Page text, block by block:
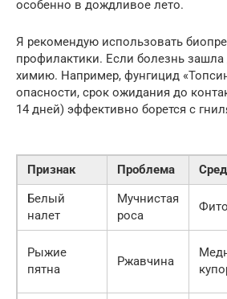
особенно в дождливое лето.
Я рекомендую использовать
профилактики. Если болезнь
химию. Например, фунгицид
опасности, срок ожидания до
14 дней) эффективно борется с
Признак Проблема
Белый
налет
Мучнистая
роса
Рыжие
пятна
Ржавчина